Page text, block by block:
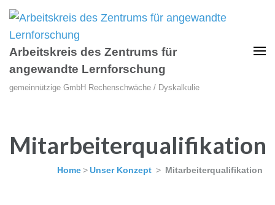
Arbeitskreis des Zentrums für
angewandte Lernforschung
gemeinnützige GmbH Rechenschwäche / Dyskalkulie
Mitarbeiterqualifikation
Home>Unser Konzept > Mitarbeiterqualifikation